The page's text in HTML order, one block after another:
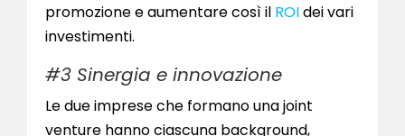
promozione e aumentare così il ROIdei vari
investimenti.
#3 Sinergia e innovazione
Le due imprese che formano una joint
venture hanno ciascuna background,